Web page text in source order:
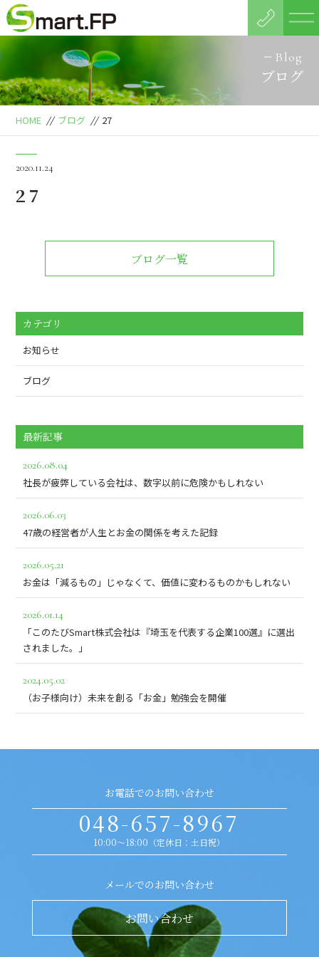
Blog
ブログ
HOME // ブログ // 27
2020.11.24
27
ブログ一覧
カテゴリ
お知らせ
ブログ
最新記事
2026.08.04
社長が疲弊している会社は、数字以前に危険かもしれない
2026.06.03
47歳の経営者が人生とお金の関係を考えた記録
2026.05.21
お金は「減るもの」じゃなくて、価値に変わるものかもしれない
2026.01.14
「このたびSmart株式会社は『埼玉を代表する企業100選』に選出
されました。」
2024.05.02
（お子様向け）未来を創る「お金」勉強会を開催
お電話でのお問い合わせ
048-657-8967
10:00～18:00（定休日：土日祝）
メールでのお問い合わせ
お問い合わせ